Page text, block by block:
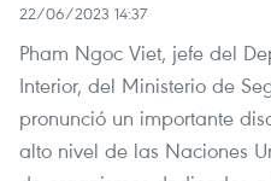
22/06/2023 14:37
Pham Ngoc Viet, jefe del
Interior, del Ministerio de
pronunció un importante
alto nivel de las Naciones